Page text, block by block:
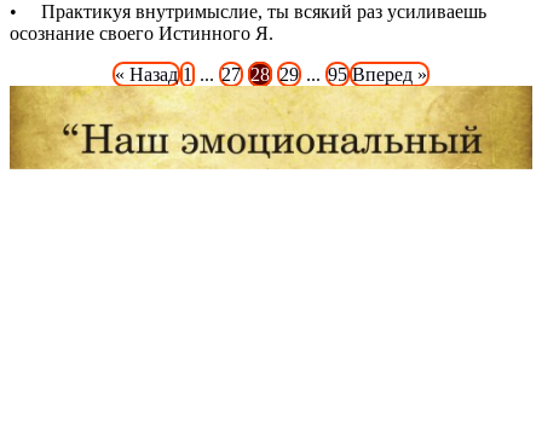
• Практикуя внутримыслие, ты всякий раз усиливаешь
осознание своего Истинного Я.
« Назад 1 ... 27 28 29 ... 95 Вперед »